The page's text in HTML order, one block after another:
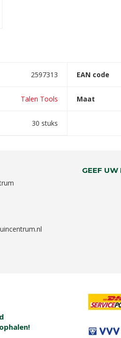
2597313 EAN code
Talen Tools Maat
30 stuks
GEEF UW